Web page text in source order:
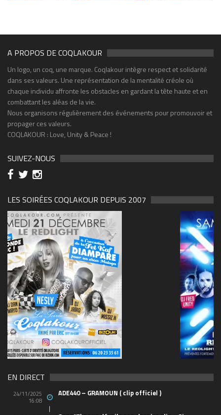
A PROPOS DE COQLAKOUR
Un logo, un coq, une marque. Coqlakour intègre respect et solidarité
dans ses valeurs. Une représentation de la mentalité créole où
chaque individu affronte les obstacles en gardant la tête haute et en
combattant les aléas de la vie.
Nous organisons régulièrement des événements pour promouvoir et
propager ces valeurs.
COQLAKOUR : Love, Unity & Peace !
SUIVEZ-NOUS
LES SOIRÉES COQLAKOUR DEPUIS 2007
(1)
EN DIRECT
24/11/2025
16:08
ADE440 – GRAMOUN ( clip officiel )